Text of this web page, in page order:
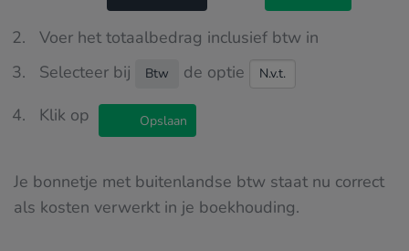
Voer het totaalbedrag inclusief btw in
Selecteer bij
Btw de optie N.v.t.
Klik op Opslaan
Je bonnetje met buitenlandse btw staat nu correct
als kosten verwerkt in je boekhouding.